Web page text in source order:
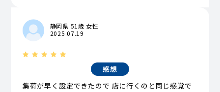
静岡県 51歳 女性
2025.07.19
感想
集荷が早く設定できたので 店に行くのと同じ感覚で